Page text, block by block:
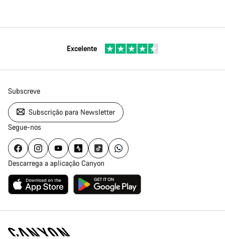
Excelente
Subscreve
Subscrição para Newsletter
Segue-nos
Descarrega a aplicação Canyon